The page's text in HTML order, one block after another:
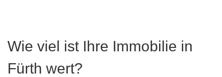
Wie viel ist Ihre Immobilie in
Fürth wert?